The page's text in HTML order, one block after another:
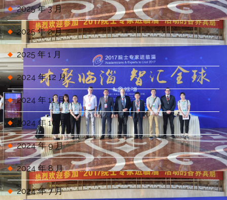
2025 年 3 月
2025 年 2 月
2025 年 1 月
2024 年 12 月
2024 年 11 月
2024 年 10 月
2024 年 9 月
2024 年 8 月
2024 年 7 月